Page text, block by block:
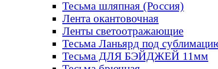
Тесьма шляпная (Россия)
Лента окантовочная
Ленты светоотражающие
Тесьма Ланьярд под
Тесьма ДЛЯ БЭЙДЖЕЙ 11мм